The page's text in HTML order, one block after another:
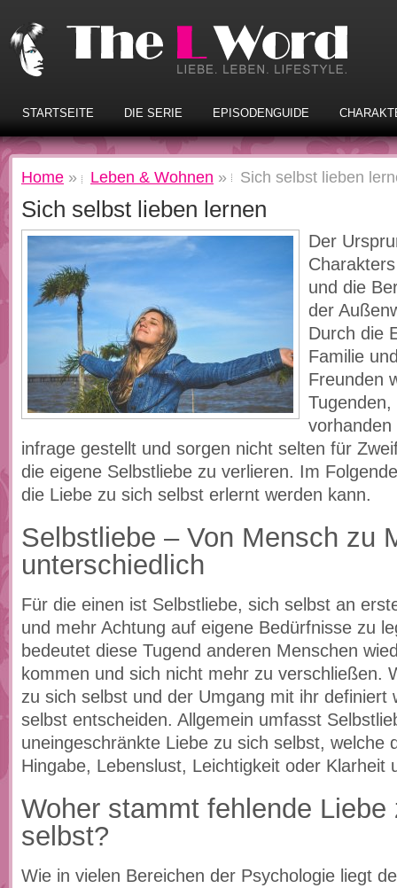
STARTSEITE DIE SERIE EPISODENGUIDE
Home » Leben & Wohnen » Sich selbst lieben
Sich selbst lieben lernen
Der
und die
der
Durch die
Familie
Freunden
infrage gestellt und sorgen nicht selten für
die eigene Selbstliebe zu verlieren. Im
die Liebe zu sich selbst erlernt werden kann.
Selbstliebe – Von Mensch zu
unterschiedlich
Für die einen ist Selbstliebe, sich selbst an
und mehr Achtung auf eigene Bedürfnisse zu
bedeutet diese Tugend anderen Menschen
kommen und sich nicht mehr zu verschließen.
zu sich selbst und der Umgang mit ihr definiert
selbst entscheiden. Allgemein umfasst
uneingeschränkte Liebe zu sich selbst, welche
Hingabe, Lebenslust, Leichtigkeit oder Klarheit
Woher stammt fehlende Liebe
selbst?
Wie in vielen Bereichen der Psychologie liegt